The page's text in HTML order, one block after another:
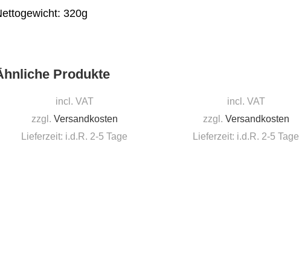
320g
Produkte
incl. VAT
zzgl. Versandkosten
Lieferzeit: i.d.R. 2-5 Tage
incl. VAT
zzgl. Versandkosten
Lieferzeit: i.d.R. 2-5 Tage